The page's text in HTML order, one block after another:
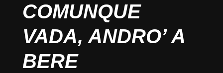
COMUNQUE
VADA, ANDRO’ A
BERE